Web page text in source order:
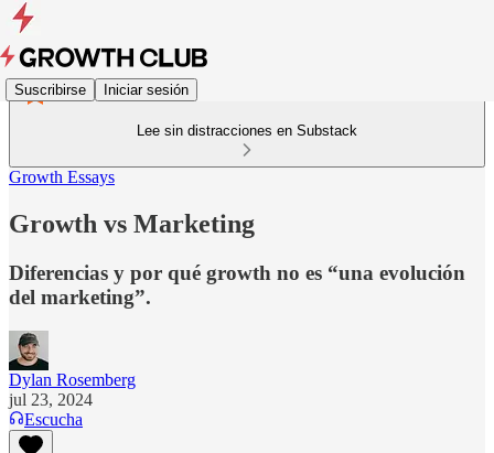
Suscribirse Iniciar sesión
Lee sin distracciones en Substack
Growth Essays
Growth vs Marketing
Diferencias y por qué growth no es “una evolución
del marketing”.
Dylan Rosemberg
jul 23, 2024
Escucha